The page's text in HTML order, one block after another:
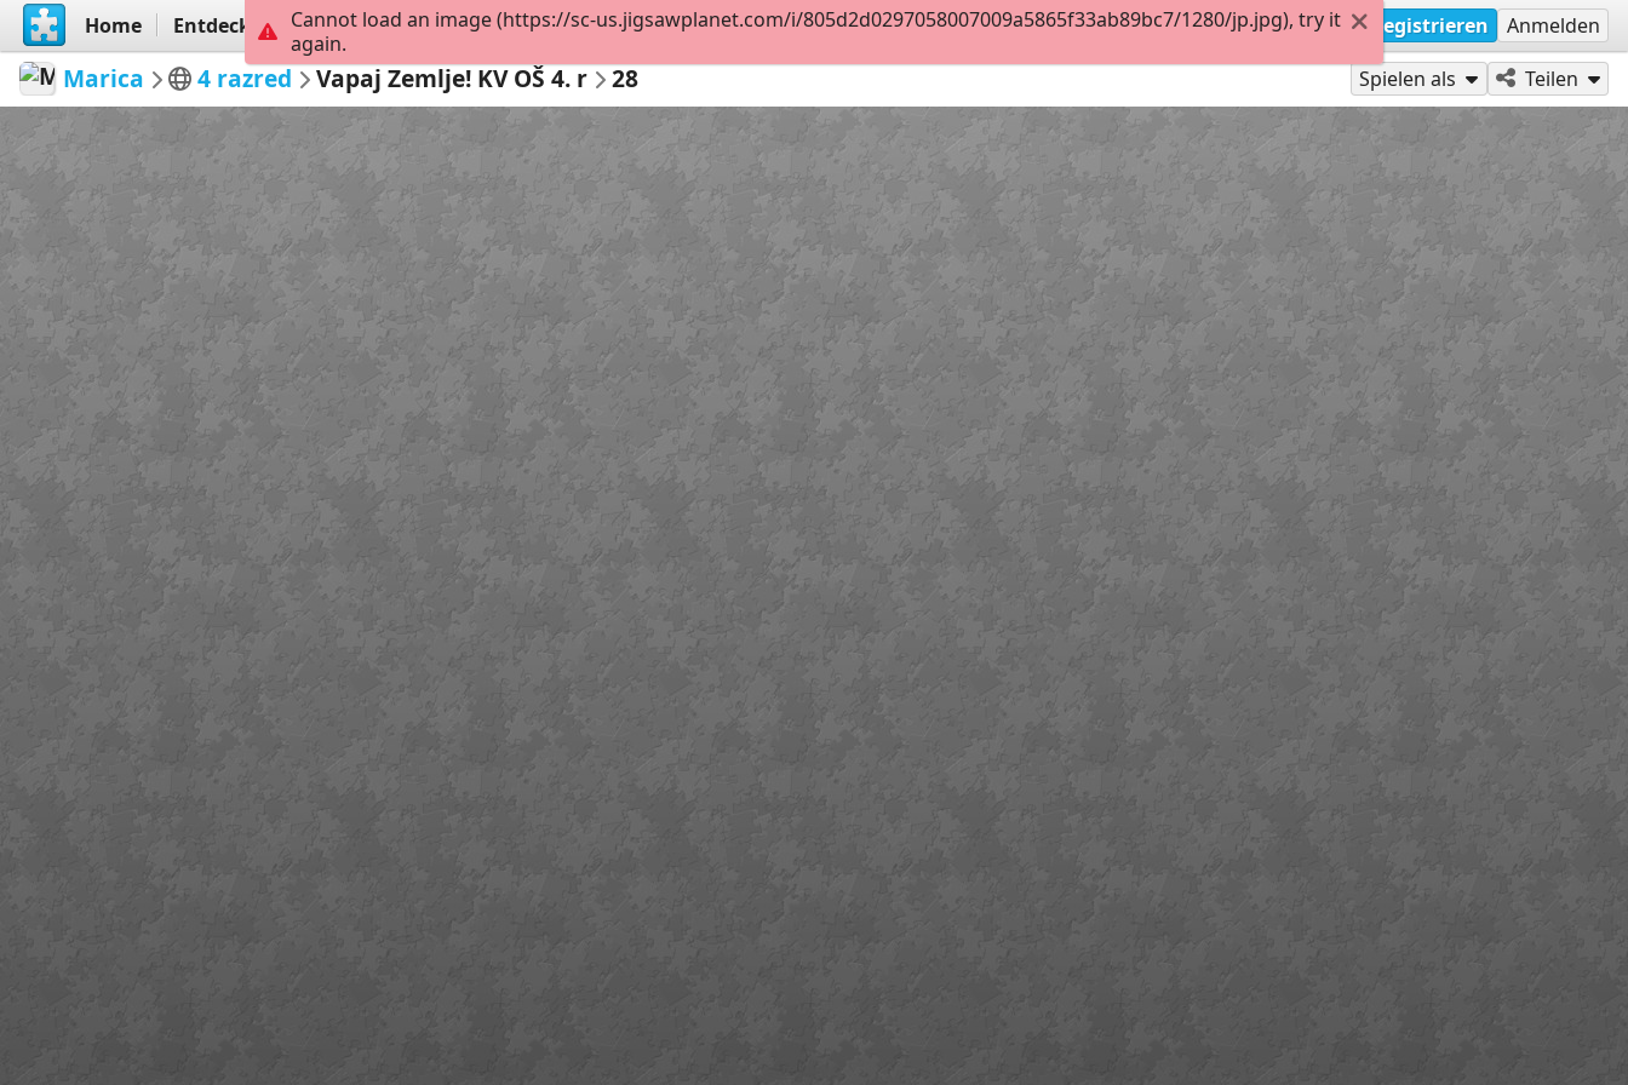
Home Entdecken Erstellen Registrieren Anmelden
Marica 4 razred Vapaj Zemlje! KV OŠ 4. r 28 Spielen als Teilen
Cannot load an image (https://sc-us.jigsawplanet.com/i/805d2d0297058007009a5865f33ab89bc7/1280/jp.jpg), try it
again.